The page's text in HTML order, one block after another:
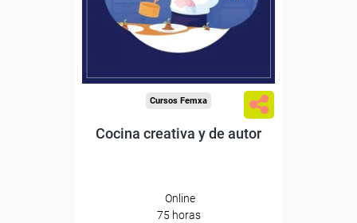
Diploma
Cursos Femxa
Cocina creativa y de autor
Online
75 horas